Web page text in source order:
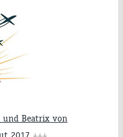
und Beatrix von